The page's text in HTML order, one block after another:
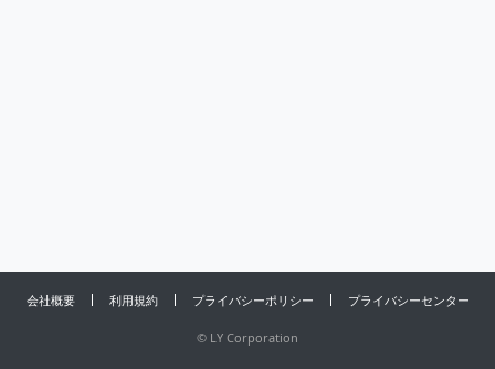
会社概要 利用規約 プライバシーポリシー プライバシーセンター
© LY Corporation